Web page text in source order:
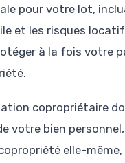
pour votre lot,
et les risques
à la fois votre
copropriétaire
votre bien
elle-même,